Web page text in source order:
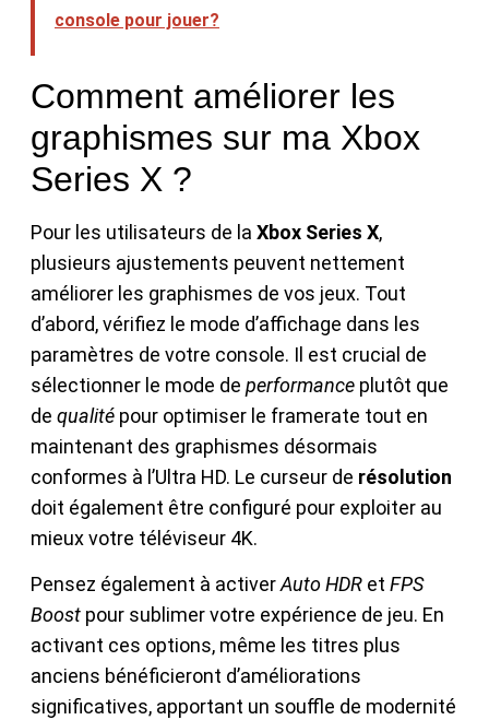
console pour jouer?
Comment améliorer les
graphismes sur ma Xbox
Series X ?
Pour les utilisateurs de la Xbox Series X,
plusieurs ajustements peuvent nettement
améliorer les graphismes de vos jeux. Tout
d’abord, vérifiez le mode d’affichage dans les
paramètres de votre console. Il est crucial de
sélectionner le mode de performance plutôt que
de qualité pour optimiser le framerate tout en
maintenant des graphismes désormais
conformes à l’Ultra HD. Le curseur de résolution
doit également être configuré pour exploiter au
mieux votre téléviseur 4K.
Pensez également à activerAuto HDR et FPS
Boost pour sublimer votre expérience de jeu. En
activant ces options, même les titres plus
anciens bénéficieront d’améliorations
significatives, apportant un souffle de modernité